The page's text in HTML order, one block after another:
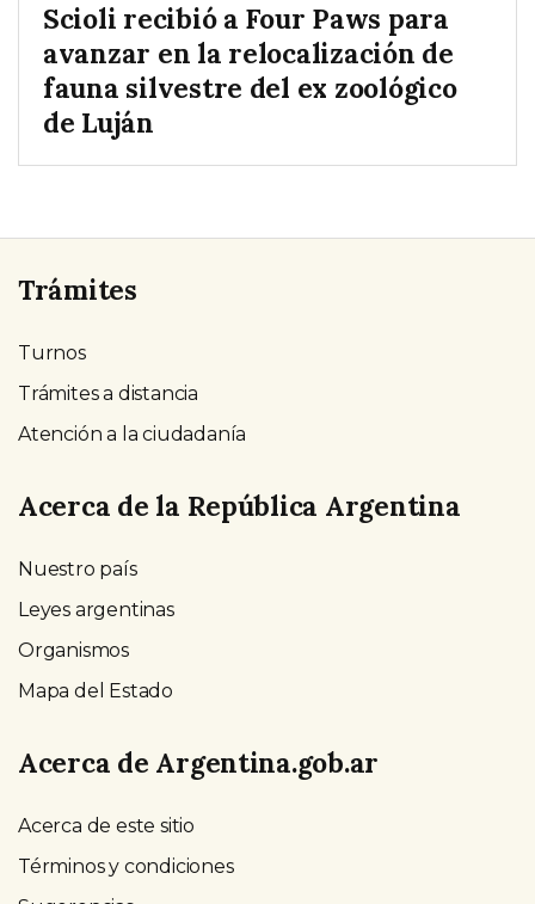
Scioli recibió a Four Paws para
avanzar en la relocalización de
fauna silvestre del ex zoológico
de Luján
Trámites
Turnos
Trámites a distancia
Atención a la ciudadanía
Acerca de la República Argentina
Nuestro país
Leyes argentinas
Organismos
Mapa del Estado
Acerca de Argentina.gob.ar
Acerca de este sitio
Términos y condiciones